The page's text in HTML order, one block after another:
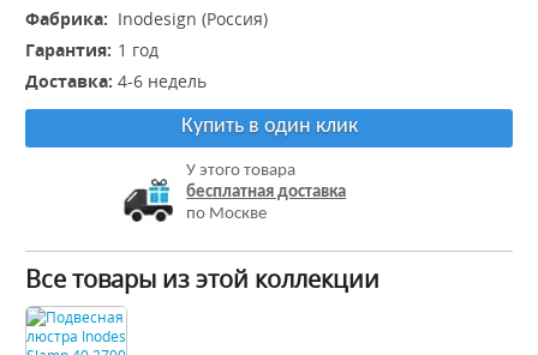
Фабрика: Inodesign (Россия)
Гарантия: 1 год
Доставка: 4-6 недель
Купить в один клик
У этого товара
бесплатная доставка
по Москве
Все товары из этой коллекции